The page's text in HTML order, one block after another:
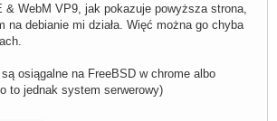
& WebM VP9, jak pokazuje powyższa strona,
na debianie mi działa. Więć można go chyba
osiągalne na FreeBSD w chrome albo
to jednak system serwerowy)